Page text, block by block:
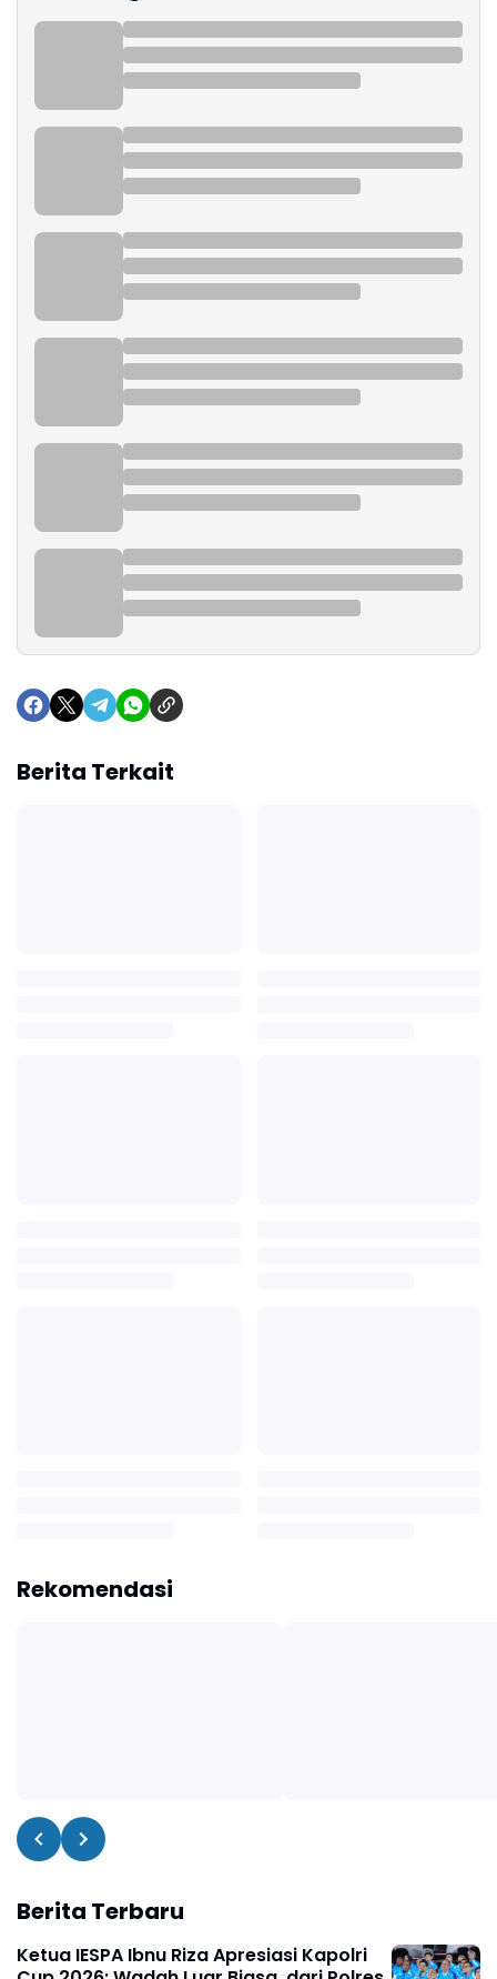
Berita Terkait
Rekomendasi
Berita Terbaru
Ketua IESPA Ibnu Riza Apresiasi Kapolri